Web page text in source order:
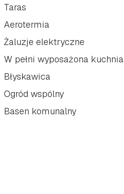
Taras
Aerotermia
Żaluzje elektryczne
W pełni wyposażona kuchnia
Błyskawica
Ogród wspólny
Basen komunalny